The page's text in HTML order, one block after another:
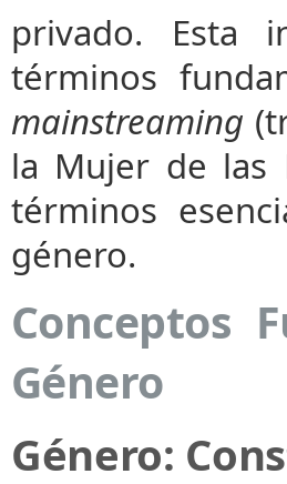
privado. Esta
términos
mainstreaming
la Mujer de las
términos
género.
Conceptos
Género
Género: